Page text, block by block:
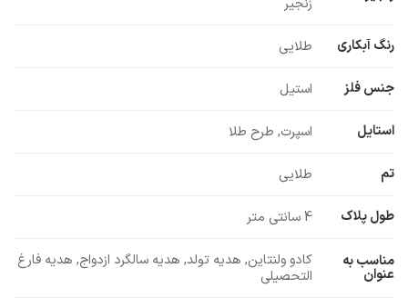
رنگ آبکاری طلایی
جنس فلز استیل
استایل اسپرت, طرح طلا
تم طلایی
طول پلاک 4 سانتی متر
مناسب به
عنوان
کادو ولنتاین, هدیه تولد, هدیه سالگرد ازدواج, هدیه فارغ
التحصیلی